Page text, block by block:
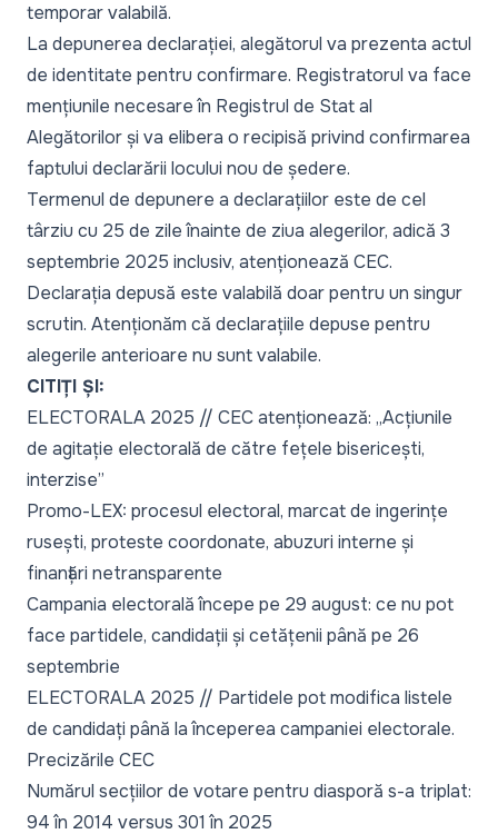
temporar valabilă.
La depunerea declarației, alegătorul va prezenta actul
de identitate pentru confirmare. Registratorul va face
mențiunile necesare în Registrul de Stat al
Alegătorilor și va elibera o recipisă privind confirmarea
faptului declarării locului nou de ședere.
Termenul de depunere a declarațiilor este de cel
târziu cu 25 de zile înainte de ziua alegerilor, adică 3
septembrie 2025 inclusiv, atenționează CEC.
Declarația depusă este valabilă doar pentru un singur
scrutin. Atenționăm că declarațiile depuse pentru
alegerile anterioare nu sunt valabile.
CITIȚI ȘI:
ELECTORALA 2025 // CEC atenționează: „Acțiunile
de agitație electorală de către fețele bisericești,
interzise”
Promo-LEX: procesul electoral, marcat de ingerințe
rusești, proteste coordonate, abuzuri interne și
finanțări netransparente
Campania electorală începe pe 29 august: ce nu pot
face partidele, candidații și cetățenii până pe 26
septembrie
ELECTORALA 2025 // Partidele pot modifica listele
de candidați până la începerea campaniei electorale.
Precizările CEC
Numărul secțiilor de votare pentru diasporă s-a triplat:
94 în 2014 versus 301 în 2025